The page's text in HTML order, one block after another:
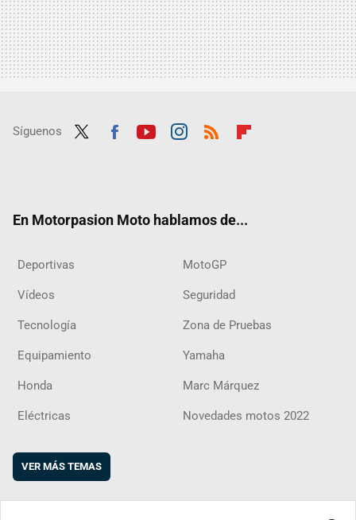
Síguenos
En Motorpasion Moto hablamos de...
Deportivas MotoGP
Vídeos Seguridad
Tecnología Zona de Pruebas
Equipamiento Yamaha
Honda Marc Márquez
Eléctricas Novedades motos 2022
VER MÁS TEMAS